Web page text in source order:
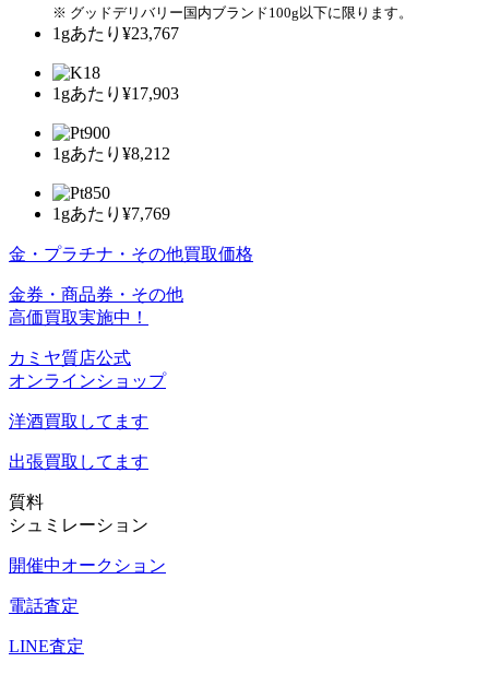
※ グッドデリバリー国内ブランド100g以下に限ります。
1gあたり ¥23,767
1gあたり ¥17,903
1gあたり ¥8,212
1gあたり ¥7,769
金・プラチナ・その他買取価格
金券・商品券・その他
高価買取実施中！
カミヤ質店公式
オンラインショップ
洋酒買取してます
出張買取 してます
質料
シュミレーション
開催中オークション
電話査定
LINE査定